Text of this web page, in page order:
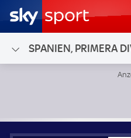
SPANIEN, PRIMERA